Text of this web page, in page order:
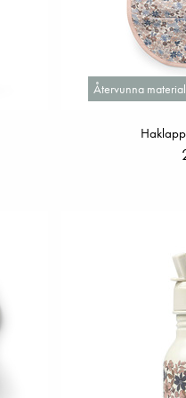
Återvunna material